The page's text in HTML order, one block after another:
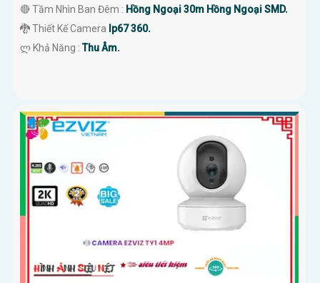
🔴 Tầm Nhìn Ban Đêm : Hồng Ngoại 30m Hồng Ngoại SMD.
🐉️ Thiết Kế Camera Ip67 360.
️ლ Khả Năng :Thu Âm.